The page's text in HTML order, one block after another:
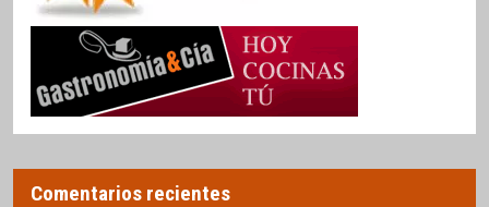
Comentarios recientes